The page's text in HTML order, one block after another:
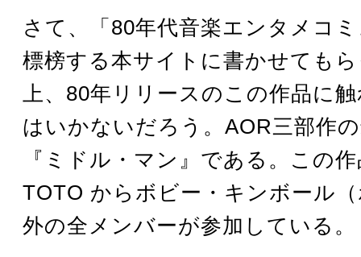
さて、「80年代音楽エンタメコ
標榜する本サイトに書かせても
上、80年リリースのこの作品に
はいかないだろう。AOR三部作
『ミドル・マン』である。この
TOTO からボビー・キンボール
外の全メンバーが参加している。